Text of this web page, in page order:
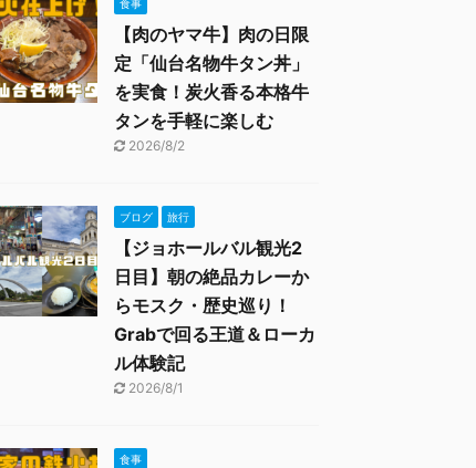
食事
【肉のヤマ牛】肉の日限
定「仙台名物牛タン丼」
を実食！炭火香る本格牛
タンを手軽に楽しむ
2026/8/2
ブログ 旅行
【ジョホールバル観光2
日目】朝の絶品カレーか
らモスク・歴史巡り！
Grabで回る王道＆ローカ
ル体験記
2026/8/1
食事